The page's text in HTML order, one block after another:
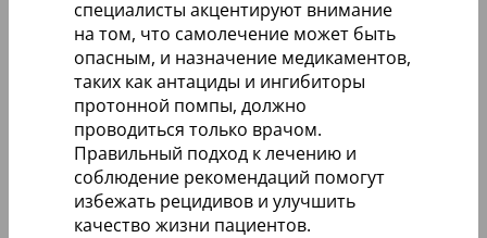
специалисты акцентируют внимание
на том, что самолечение может быть
опасным, и назначение медикаментов,
таких как антациды и ингибиторы
протонной помпы, должно
проводиться только врачом.
Правильный подход к лечению и
соблюдение рекомендаций помогут
избежать рецидивов и улучшить
качество жизни пациентов.